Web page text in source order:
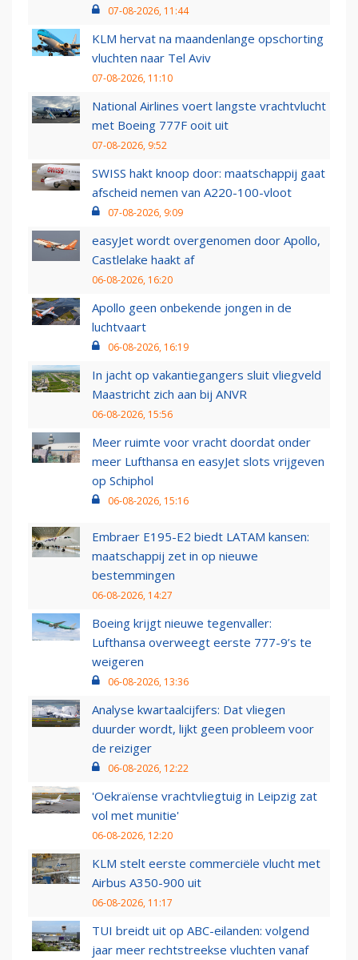
07-08-2026, 11:44
KLM hervat na maandenlange opschorting
vluchten naar Tel Aviv
07-08-2026, 11:10
National Airlines voert langste vrachtvlucht
met Boeing 777F ooit uit
07-08-2026, 9:52
SWISS hakt knoop door: maatschappij gaat
afscheid nemen van A220-100-vloot
07-08-2026, 9:09
easyJet wordt overgenomen door Apollo,
Castlelake haakt af
06-08-2026, 16:20
Apollo geen onbekende jongen in de
luchtvaart
06-08-2026, 16:19
In jacht op vakantiegangers sluit vliegveld
Maastricht zich aan bij ANVR
06-08-2026, 15:56
Meer ruimte voor vracht doordat onder
meer Lufthansa en easyJet slots vrijgeven
op Schiphol
06-08-2026, 15:16
Embraer E195-E2 biedt LATAM kansen:
maatschappij zet in op nieuwe
bestemmingen
06-08-2026, 14:27
Boeing krijgt nieuwe tegenvaller:
Lufthansa overweegt eerste 777-9’s te
weigeren
06-08-2026, 13:36
Analyse kwartaalcijfers: Dat vliegen
duurder wordt, lijkt geen probleem voor
de reiziger
06-08-2026, 12:22
'Oekraïense vrachtvliegtuig in Leipzig zat
vol met munitie'
06-08-2026, 12:20
KLM stelt eerste commerciële vlucht met
Airbus A350-900 uit
06-08-2026, 11:17
TUI breidt uit op ABC-eilanden: volgend
jaar meer rechtstreekse vluchten vanaf